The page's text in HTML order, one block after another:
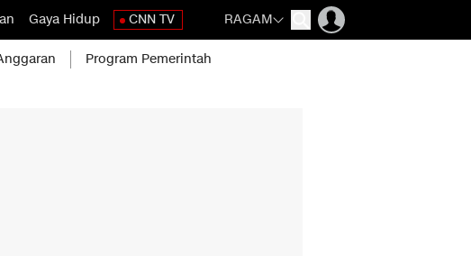
Gaya Hidup CNN TV RAGAM
Program Pemerintah